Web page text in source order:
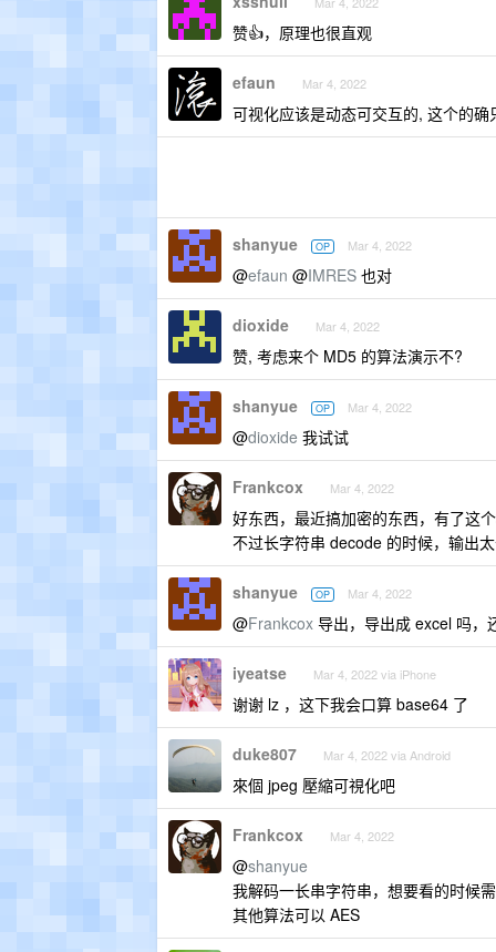
赞👍，原理也很直观
efaun Mar 4, 2022
可视化应该是动态可交互的, 这个的确
shanyue OP Mar 4, 2022
@efaun @IMRES 也对
dioxide Mar 4, 2022
赞, 考虑来个 MD5 的算法演示不?
shanyue OP Mar 4, 2022
@dioxide 我试试
Frankcox Mar 4, 2022
好东西，最近搞加密的东西，有了这个
不过长字符串 decode 的时候，输出
shanyue OP Mar 4, 2022
@Frankcox 导出，导出成 excel 吗，
iyeatse Mar 4, 2022 via iPhone
谢谢 lz ，这下我会口算 base64 了
duke807 Mar 4, 2022 via Android
來個 jpeg 壓縮可視化吧
Frankcox Mar 4, 2022
@shanyue
我解码一长串字符串，想要看的时候
其他算法可以 AES